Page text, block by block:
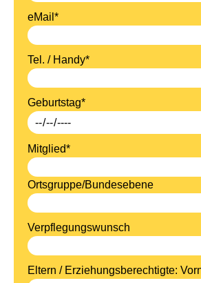
eMail*
Tel. / Handy*
Geburtstag*
Mitglied*
Ortsgruppe/Bundesebene
Verpflegungswunsch
Eltern / Erziehungsberechtigte: